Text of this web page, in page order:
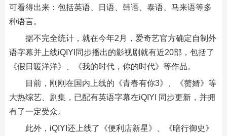
可看得出来：包括英语、日语、韩语、泰语、马来语等多
种语言。
据不完全统计，就在今年2月，爱奇艺官方确定自制外
语字幕并上线iQIYI同步播出的影视剧就有近20部，包括了
《假日暖洋洋》、《我的时代，你的时代》等作品。
目前，刚刚在国内上线的《青春有你3》、《赘婿》等
大热综艺、剧集，已配有英语字幕在iQIYI 同步更新，并拥
有了一定受众。
此外，iQIYI还上线了《便利店新星》、《暗行御史》